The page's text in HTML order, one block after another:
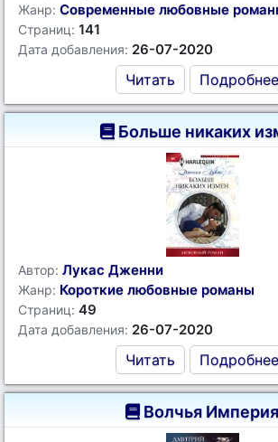
Жанр: Современные любовные
Страниц: 141
Дата добавления: 26-07-2020
Читать Подробнее
Больше никаких
Автор: Лукас Дженни
Жанр: Короткие любовные романы
Страниц: 49
Дата добавления: 26-07-2020
Читать Подробнее
Волчья Империя